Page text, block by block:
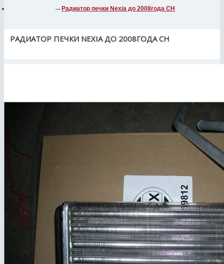
Радиатор печки Nexia до 2008года СН
РАДИАТОР ПЕЧКИ NEXIA ДО 2008ГОДА СН